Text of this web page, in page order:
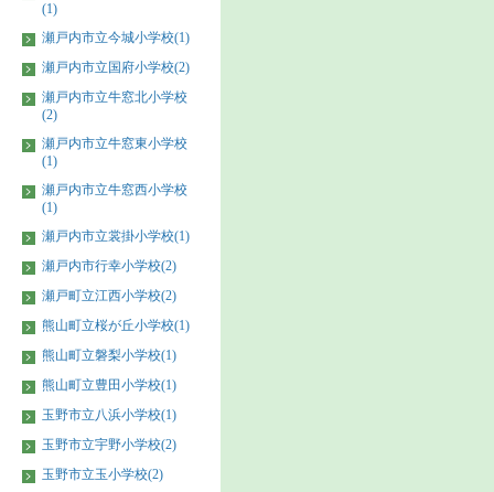
(1)
瀬戸内市立今城小学校(1)
瀬戸内市立国府小学校(2)
瀬戸内市立牛窓北小学校
(2)
瀬戸内市立牛窓東小学校
(1)
瀬戸内市立牛窓西小学校
(1)
瀬戸内市立裳掛小学校(1)
瀬戸内市行幸小学校(2)
瀬戸町立江西小学校(2)
熊山町立桜が丘小学校(1)
熊山町立磐梨小学校(1)
熊山町立豊田小学校(1)
玉野市立八浜小学校(1)
玉野市立宇野小学校(2)
玉野市立玉小学校(2)